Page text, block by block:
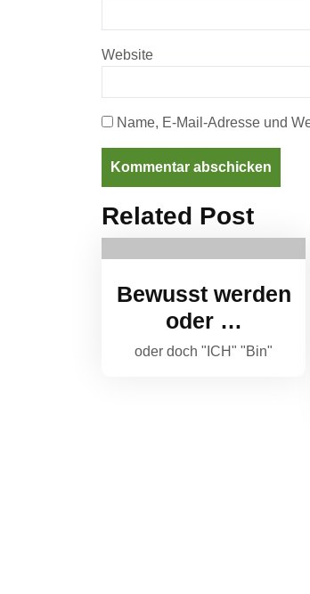
Website
Name, E-Mail-Adresse und
Related Post
Bewusst werden
oder …
oder doch "ICH" "Bin"